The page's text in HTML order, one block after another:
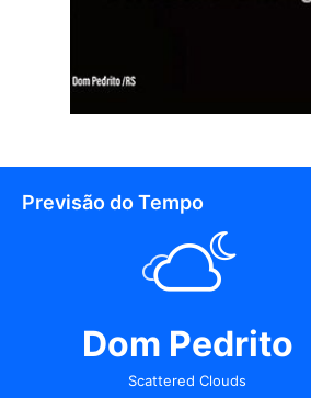
Previsão do Tempo
Dom Pedrito
Scattered Clouds